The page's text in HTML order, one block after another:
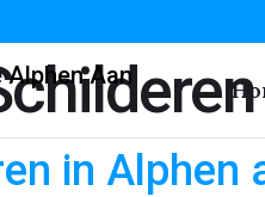
Alphen Aan
in Alphen